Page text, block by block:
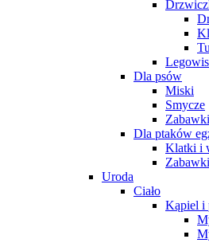
Dla psów
Miski
Smycze
Zabawki
Dla ptaków
Klatki i
Uroda
Ciało
Kąpiel i